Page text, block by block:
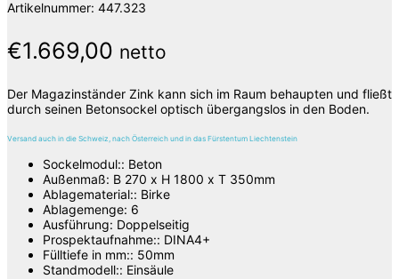
Artikelnummer: 447.323
€1.669,00 netto
Der Magazinständer Zink kann sich im Raum behaupten und fließt
durch seinen Betonsockel optisch übergangslos in den Boden.
Versand auch in die Schweiz, nach Österreich und in das Fürstentum Liechtenstein
Sockelmodul:: Beton
Außenmaß: B 270 x H 1800 x T 350mm
Ablagematerial:: Birke
Ablagemenge: 6
Ausführung: Doppelseitig
Prospektaufnahme:: DINA4+
Fülltiefe in mm:: 50mm
Standmodell:: Einsäule